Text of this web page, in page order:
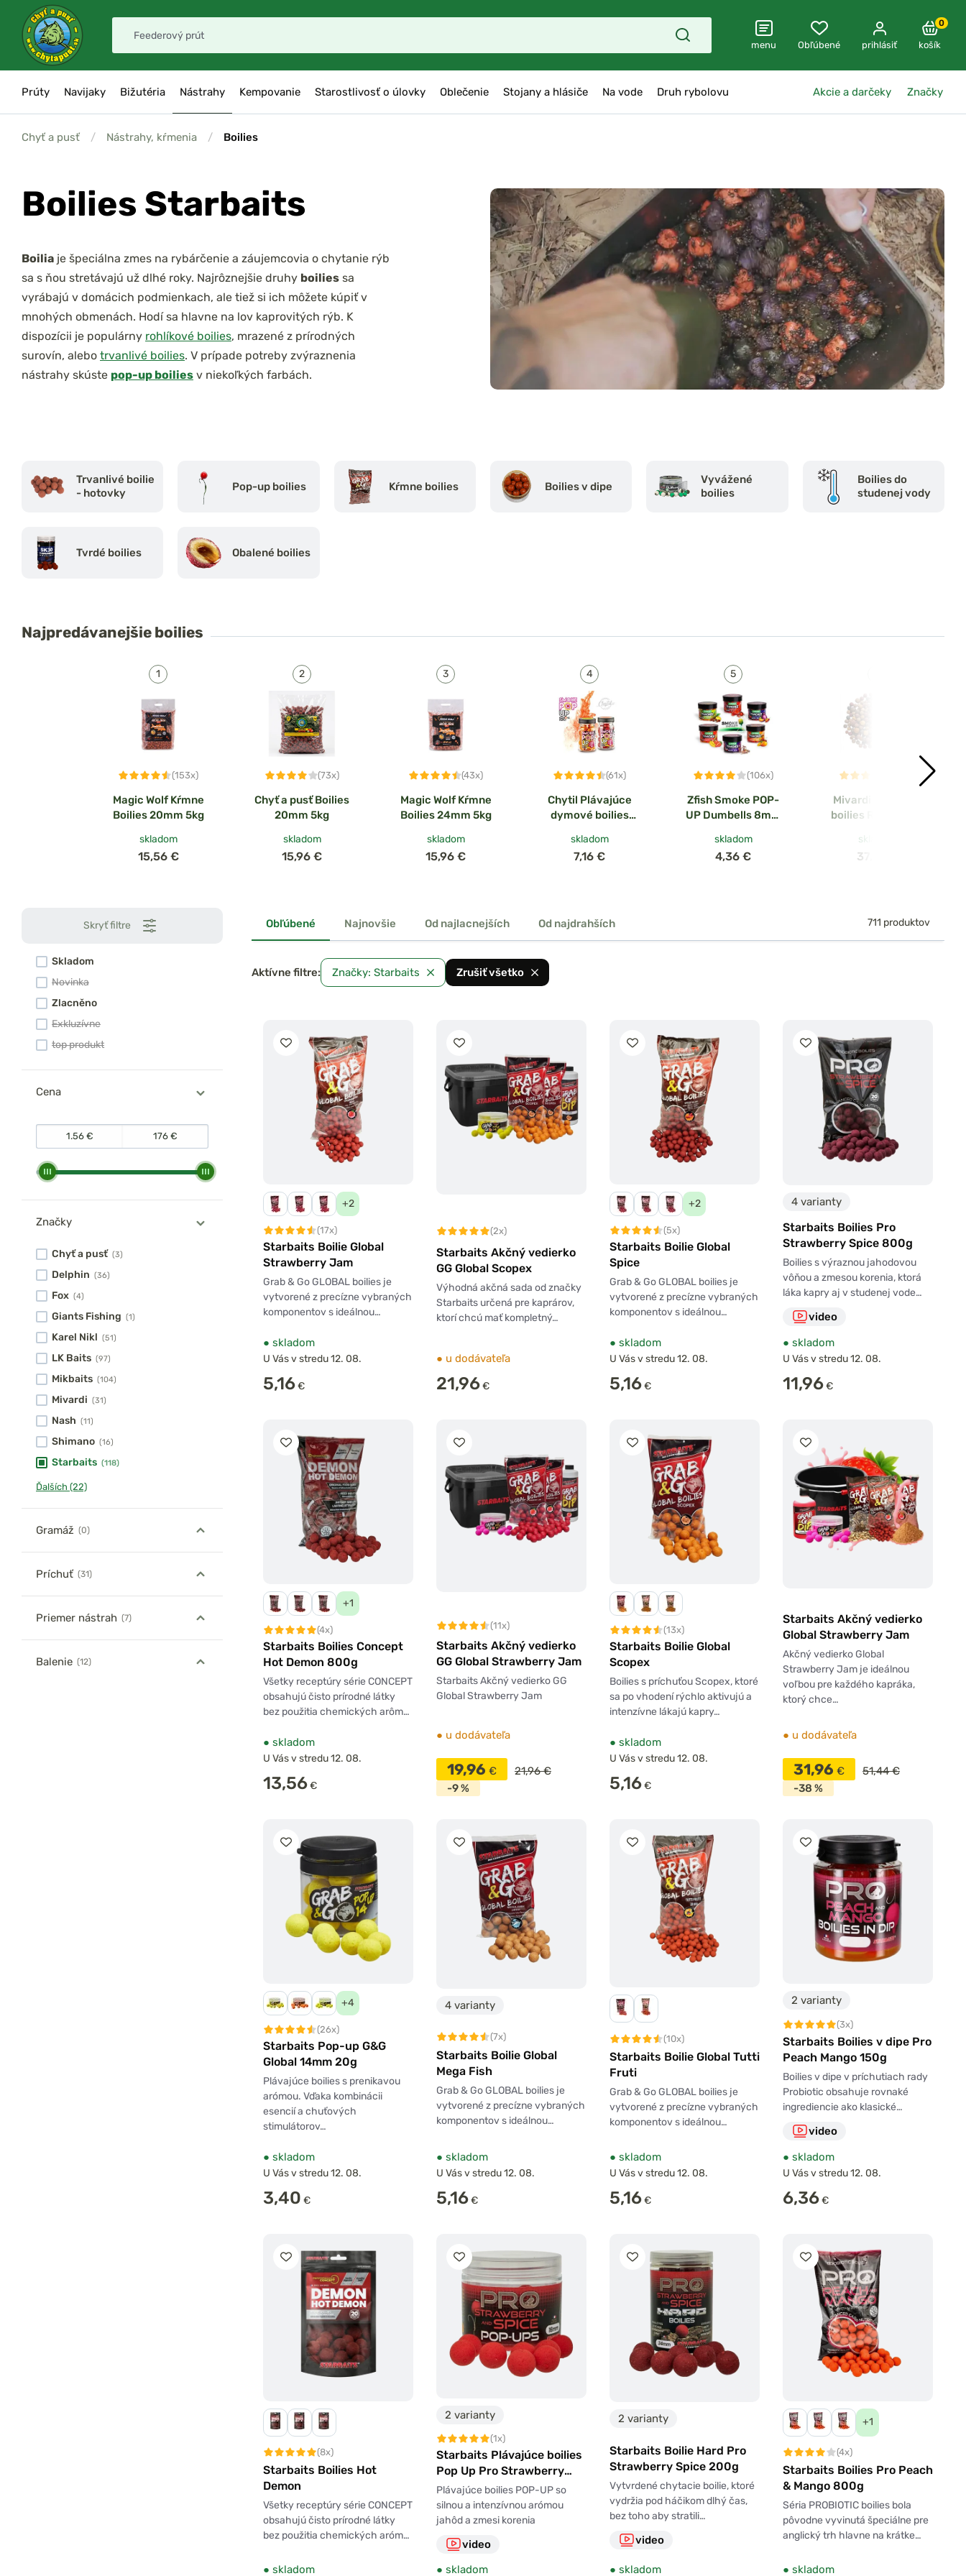
menu Obľúbené prihlásiť
0
košík
Prúty Navijaky Bižutéria Nástrahy Kempovanie Starostlivosť o úlovky Oblečenie Stojany a hlásiče Na vode Druh rybolovu Akcie a darčeky Značky
Chyť a pusť / Nástrahy, kŕmenia / Boilies
Boilies Starbaits
Boilia je špeciálna zmes na rybárčenie a záujemcovia o chytanie rýb
sa s ňou stretávajú už dlhé roky. Najrôznejšie druhy boilies sa
vyrábajú v domácich podmienkach, ale tiež si ich môžete kúpiť v
mnohých obmenách. Hodí sa hlavne na lov kaprovitých rýb. K
dispozícii je populárny rohlíkové boilies, mrazené z prírodných
surovín, alebo trvanlivé boilies. V prípade potreby zvýraznenia
nástrahy skúste pop-up boilies v niekoľkých farbách.
Trvanlivé boilie
- hotovky
Pop-up boilies Kŕmne boilies Boilies v dipe
Vyvážené
boilies
Boilies do
studenej vody
Tvrdé boilies Obalené boilies
Najpredávanejšie boilies
(153x)
Magic Wolf Kŕmne
Boilies 20mm 5kg
skladom
15,56 €
(73x)
Chyť a pusť Boilies
20mm 5kg
skladom
15,96 €
(43x)
Magic Wolf Kŕmne
Boilies 24mm 5kg
skladom
15,96 €
(61x)
Chytil Plávajúce
dymové boilies
15mm 35g
skladom
7,16 €
(106x)
Zfish Smoke POP-
UP Dumbells 8mm
skladom
4,36 €
Mivardi Vnadiace
boilies Rapid Multi
skladom
37,96 €
Skryť filtre
Skladom
Novinka
Zlacněno
Exkluzívne
top produkt
Cena
Značky
Chyť a pusť (3)
Delphin (36)
Fox (4)
Giants Fishing (1)
Karel Nikl (51)
LK Baits (97)
Mikbaits (104)
Mivardi (31)
Nash (11)
Shimano (16)
Starbaits (118)
Ďalších (22)
Gramáž (0)
Príchuť (31)
Priemer nástrah (7)
Balenie (12)
Obľúbené Najnovšie Od najlacnejších Od najdrahších 711 produktov
Aktívne filtre: Značky: Starbaits Zrušiť všetko
+2
(17x)
Starbaits Boilie Global
Strawberry Jam
Grab & Go GLOBAL boilies je
vytvorené z precízne vybraných
komponentov s ideálnou…
● skladom
U Vás v stredu 12. 08.
5,16€
(2x)
Starbaits Akčný vedierko
GG Global Scopex
Výhodná akčná sada od značky
Starbaits určená pre kaprárov,
ktorí chcú mať kompletný…
● u dodávateľa
21,96€
+2
(5x)
Starbaits Boilie Global
Spice
Grab & Go GLOBAL boilies je
vytvorené z precízne vybraných
komponentov s ideálnou…
● skladom
U Vás v stredu 12. 08.
5,16€
4 varianty
Starbaits Boilies Pro
Strawberry Spice 800g
Boilies s výraznou jahodovou
vôňou a zmesou korenia, ktorá
láka kapry aj v studenej vode…
video
● skladom
U Vás v stredu 12. 08.
11,96€
+1
(4x)
Starbaits Boilies Concept
Hot Demon 800g
Všetky receptúry série CONCEPT
obsahujú čisto prírodné látky
bez použitia chemických arôm…
● skladom
U Vás v stredu 12. 08.
13,56€
(11x)
Starbaits Akčný vedierko
GG Global Strawberry Jam
Starbaits Akčný vedierko GG
Global Strawberry Jam
● u dodávateľa
19,96 €
21,96 €
-9 %
(13x)
Starbaits Boilie Global
Scopex
Boilies s príchuťou Scopex, ktoré
sa po vhodení rýchlo aktivujú a
intenzívne lákajú kapry…
● skladom
U Vás v stredu 12. 08.
5,16€
Starbaits Akčný vedierko
Global Strawberry Jam
Akčný vedierko Global
Strawberry Jam je ideálnou
voľbou pre každého kapráka,
ktorý chce…
● u dodávateľa
31,96 €
51,44 €
-38 %
+4
(26x)
Starbaits Pop-up G&G
Global 14mm 20g
Plávajúce boilies s prenikavou
arómou. Vďaka kombinácii
esencií a chuťových
stimulátorov…
● skladom
U Vás v stredu 12. 08.
3,40 €
4 varianty
(7x)
Starbaits Boilie Global
Mega Fish
Grab & Go GLOBAL boilies je
vytvorené z precízne vybraných
komponentov s ideálnou…
● skladom
U Vás v stredu 12. 08.
5,16€
(10x)
Starbaits Boilie Global Tutti
Fruti
Grab & Go GLOBAL boilies je
vytvorené z precízne vybraných
komponentov s ideálnou…
● skladom
U Vás v stredu 12. 08.
5,16€
2 varianty
(3x)
Starbaits Boilies v dipe Pro
Peach Mango 150g
Boilies v dipe v príchutiach rady
Probiotic obsahuje rovnaké
ingrediencie ako klasické…
video
● skladom
U Vás v stredu 12. 08.
6,36€
(8x)
Starbaits Boilies Hot
Demon
Všetky receptúry série CONCEPT
obsahujú čisto prírodné látky
bez použitia chemických aróm…
● skladom
2 varianty
(1x)
Starbaits Plávajúce boilies
Pop Up Pro Strawberry
Spice 50g
Plávajúce boilies POP-UP so
silnou a intenzívnou arómou
jahôd a zmesi korenia
video
● skladom
2 varianty
Starbaits Boilie Hard Pro
Strawberry Spice 200g
Vytvrdené chytacie boilie, ktoré
vydržia pod háčikom dlhý čas,
bez toho aby stratili…
video
● skladom
+1
(4x)
Starbaits Boilies Pro Peach
& Mango 800g
Séria PROBIOTIC boilies bola
pôvodne vyvinutá špeciálne pre
anglický trh hlavne na krátke…
● skladom